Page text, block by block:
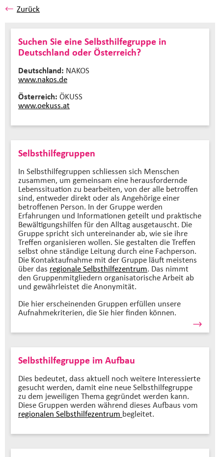
Zurück
Suchen Sie eine Selbsthilfegruppe in
Deutschland oder Österreich?
Deutschland: NAKOS
www.nakos.de
Österreich: ÖKUSS
www.oekuss.at
Selbsthilfegruppen
In Selbsthilfegruppen schliessen sich Menschen
zusammen, um gemeinsam eine herausfordernde
Lebenssituation zu bearbeiten, von der alle betroffen
sind, entweder direkt oder als Angehörige einer
betroffenen Person. In der Gruppe werden
Erfahrungen und Informationen geteilt und praktische
Bewältigungshilfen für den Alltag ausgetauscht. Die
Gruppe spricht sich untereinander ab, wie sie ihre
Treffen organisieren wollen. Sie gestalten die Treffen
selbst ohne ständige Leitung durch eine Fachperson.
Die Kontaktaufnahme mit der Gruppe läuft meistens
über das regionale Selbsthilfezentrum. Das nimmt
den Gruppenmitgliedern organisatorische Arbeit ab
und gewährleistet die Anonymität.
Die hier erscheinenden Gruppen erfüllen unsere
Aufnahmekriterien, die Sie hier finden können.
Selbsthilfegruppe im Aufbau
Dies bedeutet, dass aktuell noch weitere Interessierte
gesucht werden, damit eine neue Selbsthilfegruppe
zu dem jeweiligen Thema gegründet werden kann.
Diese Gruppen werden während dieses Aufbaus vom
regionalen Selbsthilfezentrum begleitet.